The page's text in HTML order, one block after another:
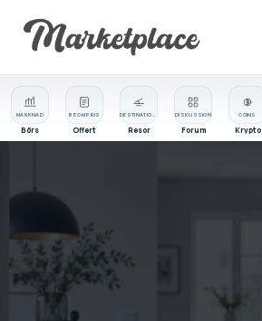
BE OM PRIS
Offert
MARKNAD
Börs Resor
COINS
Krypto
DISKUSSION
Forum